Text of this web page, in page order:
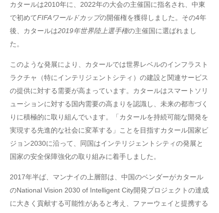
カタールは2010年に、2022年の大会の主催国に指名され、中東
で初めてFIFAワールドカップの開催権を獲得しました。その4年
後、カタールは2019年世界陸上選手権の主催国に選ばれまし
た。
このような発展により、カタールでは世界レベルのインフラスト
ラクチャ（特にインテリジェントシティ）の建設と関連サービス
の提供に対する需要が高まっています。カタールはスマートソリ
ューションに対する国内需要の高まりを認識し、未来の都市づく
りに積極的に取り組んでいます。「カタールを持続可能な開発を
実現する先進的な社会に変革する」ことを目指すカタール国家ビ
ジョン2030に沿って、同国はインテリジェントシティの発展と
国家の安全保障強化の取り組みに着手しました。
2017年半ば、マンナイの上層部は、中国のベンダーがカタール
のNational Vision 2030 of Intelligent City開発プロジェクトの達成
に大きく貢献する可能性があると考え、ファーウェイと提携する